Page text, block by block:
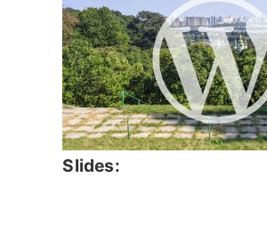
Slides: